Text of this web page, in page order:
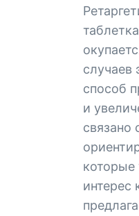
случаев
способ
и
связано
которые
интерес